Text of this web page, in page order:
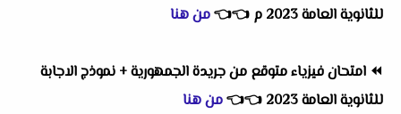
للثانوية العامة 2023 م
👈
👈من هنا
⏪ امتحان فيزياء متوقع من جريدة الجمهورية + نموذج الاجابة
للثانوية العامة 2023
👈
👈من هنا